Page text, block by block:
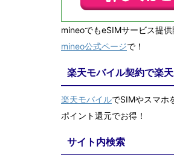
mineoでもeSIMサービス提
mineo公式ページで！
楽天モバイル契約で楽
楽天モバイルでSIMやスマホ
ポイント還元でお得！
サイト内検索